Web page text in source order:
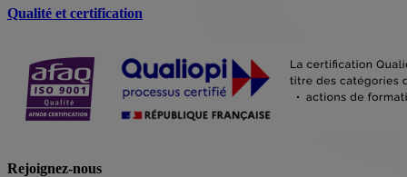
Qualité et certification
Rejoignez-nous